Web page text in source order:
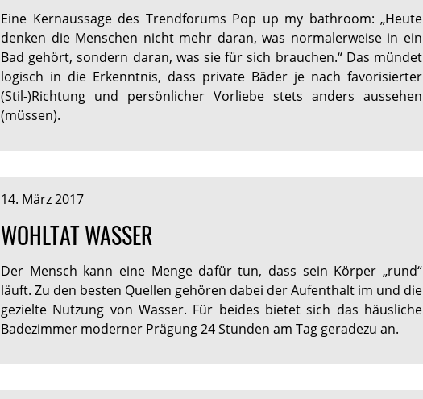
Eine Kernaussage des Trendforums Pop up my bathroom: „Heute
denken die Menschen nicht mehr daran, was normalerweise in ein
Bad gehört, sondern daran, was sie für sich brauchen.“ Das mündet
logisch in die Erkenntnis, dass private Bäder je nach favorisierter
(Stil-)Richtung und persönlicher Vorliebe stets anders aussehen
(müssen).
14. März 2017
WOHLTAT WASSER
Der Mensch kann eine Menge dafür tun, dass sein Körper „rund“
läuft. Zu den besten Quellen gehören dabei der Aufenthalt im und die
gezielte Nutzung von Wasser. Für beides bietet sich das häusliche
Badezimmer moderner Prägung 24 Stunden am Tag geradezu an.